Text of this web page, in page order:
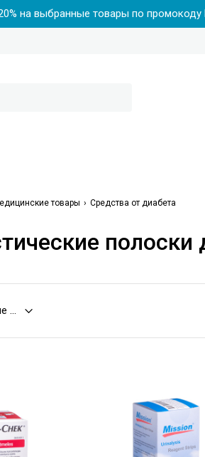
на выбранные товары по промокоду
товары Средства от диабета